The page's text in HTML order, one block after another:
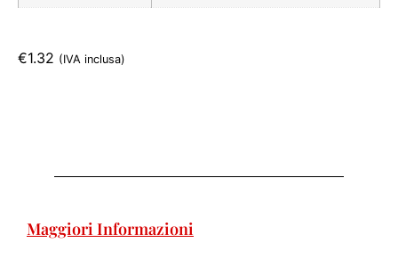
€1.32 (IVA inclusa)
Maggiori Informazioni